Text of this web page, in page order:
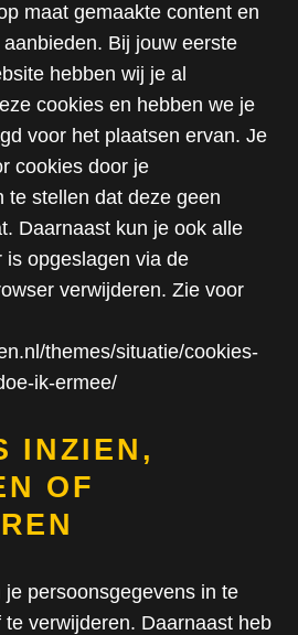
maat gemaakte content en
Bij jouw eerste
hebben wij je al
cookies en hebben we je
voor het plaatsen ervan. Je
cookies door je
te stellen dat deze geen
Daarnaast kun je ook alle
is opgeslagen via de
verwijderen. Zie voor
themes/situatie/cookies-
ik-ermee/
INZIEN,
OF
persoonsgegevens in te
verwijderen. Daarnaast heb